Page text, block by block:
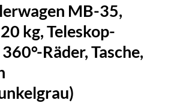
MB-35,
kg, Teleskop-
Räder, Tasche,